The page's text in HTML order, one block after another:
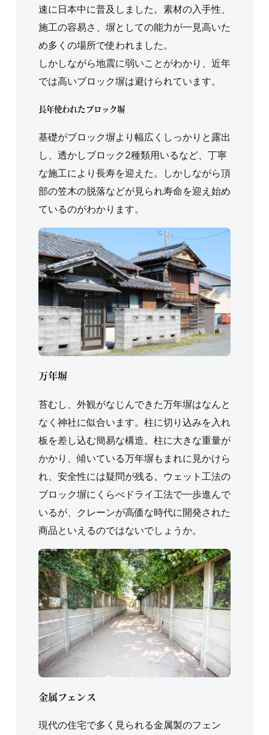
速に日本中に普及しました。素材の入手性、
施工の容易さ、塀としての能力が一見高いた
め多くの場所で使われました。
しかしながら地震に弱いことがわかり、近年
では高いブロック塀は避けられています。
長年使われたブロック塀
基礎がブロック塀より幅広くしっかりと露出
し、透かしブロック2種類用いるなど、丁寧
な施工により長寿を迎えた。しかしながら頂
部の笠木の脱落などが見られ寿命を迎え始め
ているのがわかります。
万年塀
苔むし、外観がなじんできた万年塀はなんと
なく神社に似合います。柱に切り込みを入れ
板を差し込む簡易な構造。柱に大きな重量が
かかり、傾いている万年塀もまれに見かけら
れ、安全性には疑問が残る。ウェット工法の
ブロック塀にくらべドライ工法で一歩進んで
いるが、クレーンが高価な時代に開発された
商品といえるのではないでしょうか。
金属フェンス
現代の住宅で多く見られる金属製のフェン